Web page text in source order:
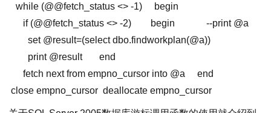
while (@@fetch_status <> -1)
begin
if (@@fetch_status <> -2) begin
--print @a
set @result=(select dbo.findworkplan(@a))
print @result
end
fetch next from empno_cursor into @a
end
close empno_cursor deallocate empno_cursor